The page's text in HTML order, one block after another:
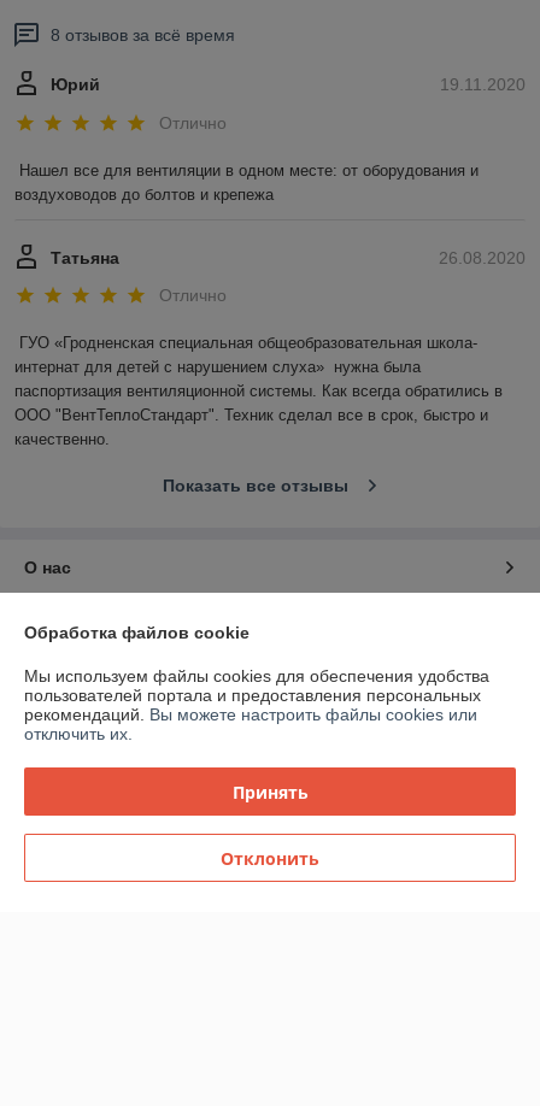
8 отзывов за всё время
19.11.2020
Юрий
Отлично
Нашел все для вентиляции в одном месте: от оборудования и
воздуховодов до болтов и крепежа
26.08.2020
Татьяна
Отлично
ГУО «Гродненская специальная общеобразовательная школа-
интернат для детей с нарушением слуха»  нужна была
паспортизация вентиляционной системы. Как всегда обратились в
ООО "ВентТеплоСтандарт". Техник сделал все в срок, быстро и
качественно.
Показать все отзывы
О нас
Контакты
Доставка и оплата
График работы
Политика обработки cookies
Обработка файлов cookie
Мы используем файлы cookies для обеспечения удобства
пользователей портала и предоставления персональных
рекомендаций. Вы можете настроить файлы cookies или
отключить их.
Принять
Отклонить